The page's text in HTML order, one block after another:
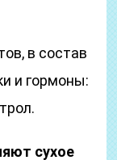
в состав
и гормоны:
сухое